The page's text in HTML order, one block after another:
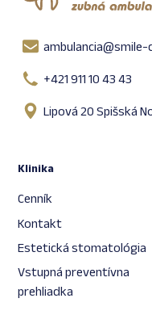
+421 911 10 43 43
Lipová 20 Spišská
Klinika
Cenník
Kontakt
Estetická stomatológia
Vstupná preventívna
prehliadka